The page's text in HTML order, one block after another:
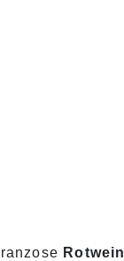
Rotwein